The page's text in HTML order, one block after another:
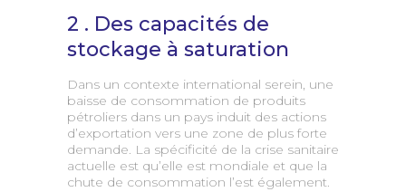
2 . Des capacités de
stockage à saturation
Dans un contexte international serein, une
baisse de consommation de produits
pétroliers dans un pays induit des actions
d’exportation vers une zone de plus forte
demande. La spécificité de la crise sanitaire
actuelle est qu’elle est mondiale et que la
chute de consommation l’est également.